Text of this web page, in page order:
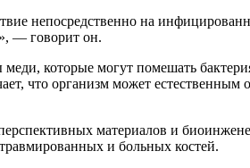
непосредственно на
— говорит он.
которые могут помешать
что организм может естественным
материалов и
и больных костей.